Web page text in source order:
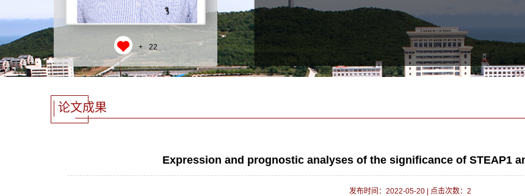
+ 22
论文成果
Expression and prognostic analyses of the significance of STEAP1
发布时间：2022-05-20 点击次数： 2